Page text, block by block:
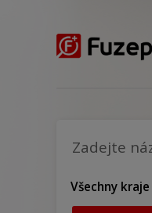
Všechny kraje